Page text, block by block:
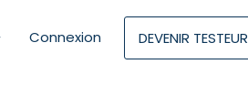
Connexion DEVENIR TESTEUR